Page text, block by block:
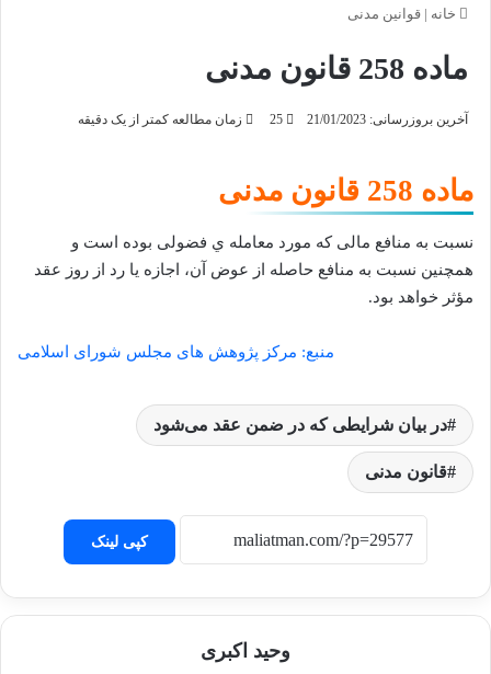
خانه | قوانین مدنی
ماده 258 قانون مدنی
آخرین بروزرسانی: 21/01/2023 25 زمان مطالعه کمتر از یک دقیقه
ماده 258 قانون مدنی
نسبت به منافع مالی که مورد معامله ي فضولی بوده است و
همچنین نسبت به منافع حاصله از عوض آن، اجازه یا رد از روز عقد
مؤثر خواهد بود.
منبع: مرکز پژوهش های مجلس شورای اسلامی
در بیان شرایطی که در ضمن عقد می‌شود
قانون مدنی
کپی لینک
وحید اکبری